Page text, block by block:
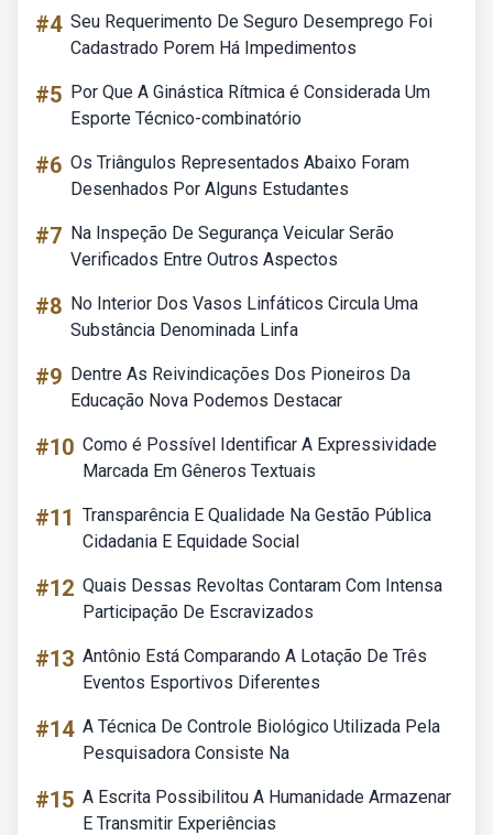
#4 Seu Requerimento De Seguro Desemprego Foi
Cadastrado Porem Há Impedimentos
#5 Por Que A Ginástica Rítmica é Considerada Um
Esporte Técnico-combinatório
#6 Os Triângulos Representados Abaixo Foram
Desenhados Por Alguns Estudantes
#7 Na Inspeção De Segurança Veicular Serão
Verificados Entre Outros Aspectos
#8 No Interior Dos Vasos Linfáticos Circula Uma
Substância Denominada Linfa
#9 Dentre As Reivindicações Dos Pioneiros Da
Educação Nova Podemos Destacar
#10 Como é Possível Identificar A Expressividade
Marcada Em Gêneros Textuais
#11 Transparência E Qualidade Na Gestão Pública
Cidadania E Equidade Social
#12 Quais Dessas Revoltas Contaram Com Intensa
Participação De Escravizados
#13 Antônio Está Comparando A Lotação De Três
Eventos Esportivos Diferentes
#14 A Técnica De Controle Biológico Utilizada Pela
Pesquisadora Consiste Na
#15 A Escrita Possibilitou A Humanidade Armazenar
E Transmitir Experiências